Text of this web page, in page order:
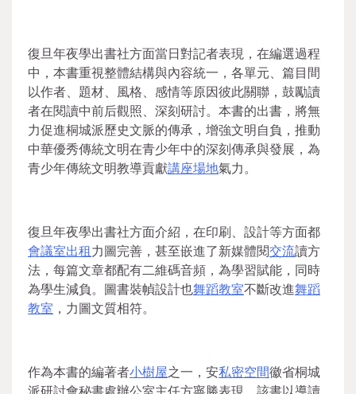
復旦年夜學出書社方面當日對記者表現，在編選過程
中，本書重視整體結構與內容統一，各單元、篇目間
以作者、題材、風格、感情等原因彼此關聯，鼓勵讀
者在閱讀中前后觀照、深刻研討。本書的出書，將無
力促進桐城派歷史文脈的傳承，增強文明自負，推動
中華優秀傳統文明在青少年中的深刻傳承與發展，為
青少年傳統文明教導貢獻講座場地氣力。
復旦年夜學出書社方面介紹，在印刷、設計等方面都
會議室出租力圖完善，甚至嵌進了新媒體閱交流讀方
法，每篇文章都配有二維碼音頻，為學習賦能，同時
為學生減負。圖書裝幀設計也舞蹈教室不斷改進舞蹈
教室 ，力圖文質相符。
作為本書的編著者小樹屋之一，安私密空間徽省桐城